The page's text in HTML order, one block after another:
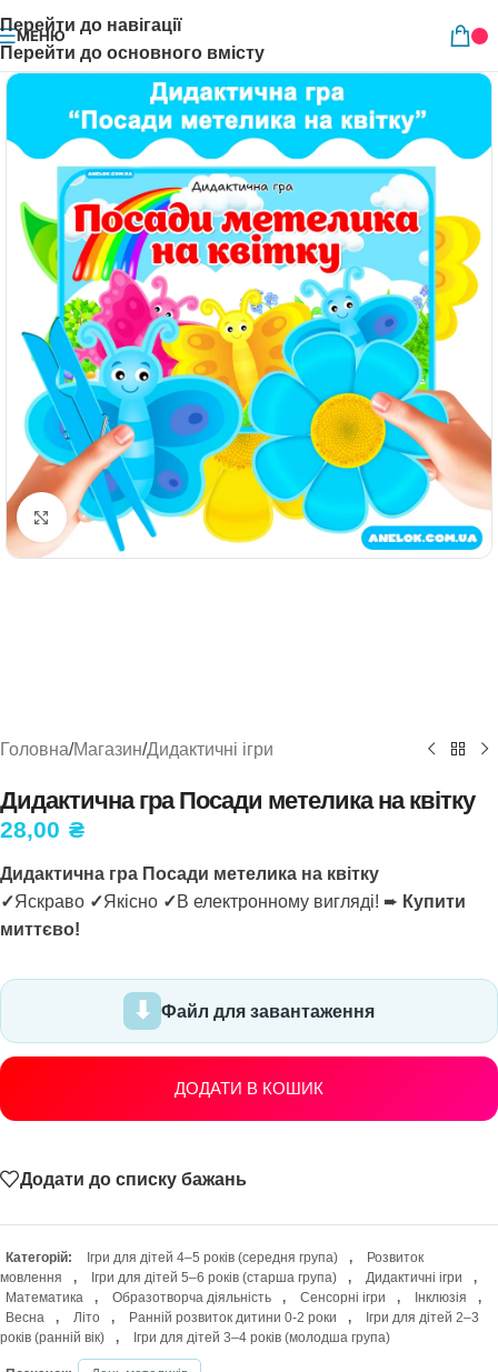
Перейти до навігації
Перейти до основного вмісту
МЕНЮ
Натисніть, щоб збільшити
Головна/Магазин/Дидактичні ігри
Дидактична гра Посади метелика на квітку
28,00 ₴
Дидактична гра Посади метелика на квітку
✓Яскраво ✓Якісно ✓В електронному вигляді! ➨ Купити
миттєво!
Файл для завантаження
ДОДАТИ В КОШИК
Додати до списку бажань
Категорій: Ігри для дітей 4–5 років (середня група) ,
Розвиток
мовлення
, Ігри для дітей 5–6 років (старша група) , Дидактичні ігри
,
Математика
, Образотворча діяльність , Сенсорні ігри , Інклюзія
,
Весна
, Літо , Ранній розвиток дитини 0-2 роки ,
Ігри для дітей 2–3
років (ранній вік)
, Ігри для дітей 3–4 років (молодша група)